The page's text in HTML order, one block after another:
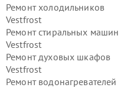
Ремонт холодильников
Vestfrost
Ремонт стиральных машин
Vestfrost
Ремонт духовых шкафов
Vestfrost
Ремонт водонагревателей